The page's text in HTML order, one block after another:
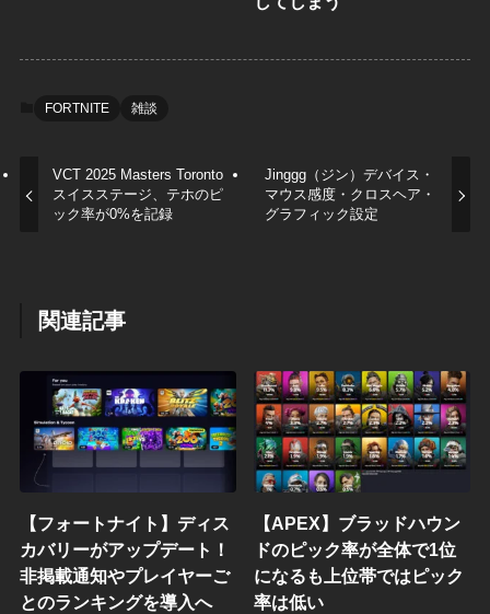
FORTNITE 雑談
VCT 2025 Masters Toronto
スイスステージ、テホのピ
ック率が0%を記録
Jinggg（ジン）デバイス・
マウス感度・クロスヘア・
グラフィック設定
関連記事
【フォートナイト】ディス
カバリーがアップデート！
非掲載通知やプレイヤーご
とのランキングを導入へ
【APEX】ブラッドハウン
ドのピック率が全体で1位
になるも上位帯ではピック
率は低い